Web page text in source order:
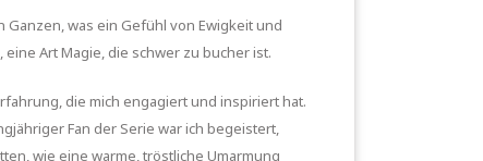
was ein Gefühl von Ewigkeit und
Art Magie, die schwer zu bucher ist.
die mich engagiert und inspiriert hat.
Fan der Serie war ich begeistert,
wie eine warme, tröstliche Umarmung